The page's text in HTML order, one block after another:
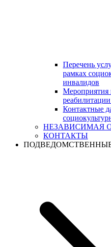
Перечень
рамках
инвалидов
Мероприятия
Контактные
НЕЗАВИСИМАЯ
КОНТАКТЫ